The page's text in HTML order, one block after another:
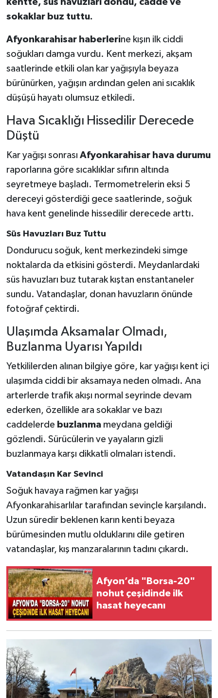
kentte, süs havuzları dondu, cadde ve
sokaklar buz tuttu.
Afyonkarahisar haberlerine kışın ilk ciddi
soğukları damga vurdu. Kent merkezi, akşam
saatlerinde etkili olan kar yağışıyla beyaza
bürünürken, yağışın ardından gelen ani sıcaklık
düşüşü hayatı olumsuz etkiledi.
Hava Sıcaklığı Hissedilir Derecede
Düştü
Kar yağışı sonrası Afyonkarahisar hava durumu
raporlarına göre sıcaklıklar sıfırın altında
seyretmeye başladı. Termometrelerin eksi 5
dereceyi gösterdiği gece saatlerinde, soğuk
hava kent genelinde hissedilir derecede arttı.
Süs Havuzları Buz Tuttu
Dondurucu soğuk, kent merkezindeki simge
noktalarda da etkisini gösterdi. Meydanlardaki
süs havuzları buz tutarak kıştan enstantaneler
sundu. Vatandaşlar, donan havuzların önünde
fotoğraf çektirdi.
Ulaşımda Aksamalar Olmadı,
Buzlanma Uyarısı Yapıldı
Yetkililerden alınan bilgiye göre, kar yağışı kent içi
ulaşımda ciddi bir aksamaya neden olmadı. Ana
arterlerde trafik akışı normal seyrinde devam
ederken, özellikle ara sokaklar ve bazı
caddelerde buzlanmameydana geldiği
gözlendi. Sürücülerin ve yayaların gizli
buzlanmaya karşı dikkatli olmaları istendi.
Vatandaşın Kar Sevinci
Soğuk havaya rağmen kar yağışı
Afyonkarahisarlılar tarafından sevinçle karşılandı.
Uzun süredir beklenen karın kenti beyaza
bürümesinden mutlu olduklarını dile getiren
vatandaşlar, kış manzaralarının tadını çıkardı.
Afyon’da "Borsa-20"
nohut çeşidinde ilk
hasat heyecanı